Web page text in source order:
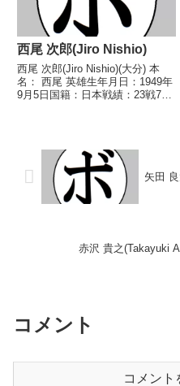
西尾 次郎(Jiro Nishio)
西尾 次郎(Jiro Nishio)(大分) 本
名： 西尾 英雄生年月日：1949年
9月5日国籍：日本戦績：23戦7勝
中央)...
矢田
赤沢 貴之(Takayuki
コメント
コメント